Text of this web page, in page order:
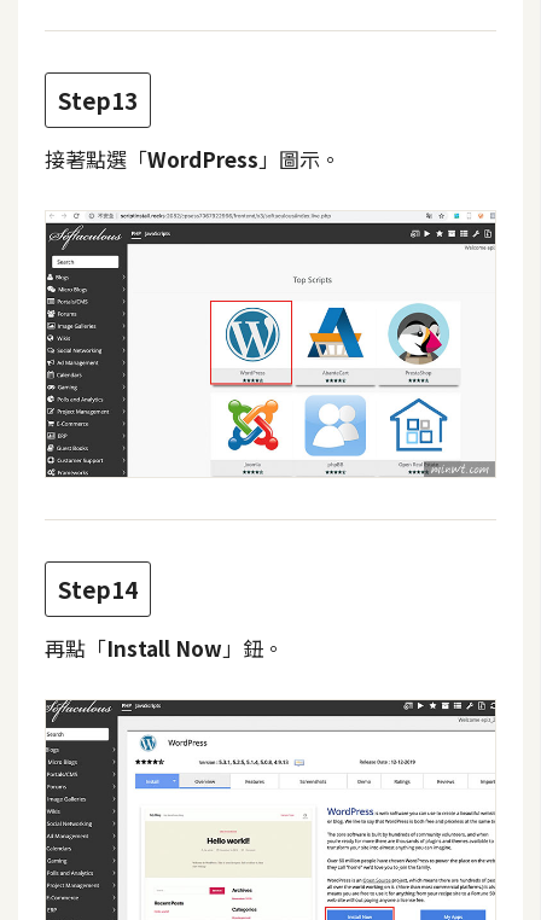
Step13
接著點選「WordPress 」圖示。
Step14
再點「Install Now 」鈕。